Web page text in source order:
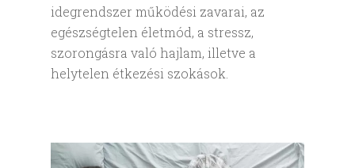
idegrendszer működési zavarai, az
egészségtelen életmód, a stressz,
szorongásra való hajlam, illetve a
helytelen étkezési szokások.